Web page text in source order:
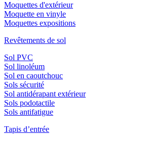
Moquettes d'extérieur
Moquette en vinyle
Moquettes expositions
Revêtements de sol
Sol PVC
Sol linoléum
Sol en caoutchouc
Sols sécurité
Sol antidérapant extérieur
Sols podotactile
Sols antifatigue
Tapis d’entrée